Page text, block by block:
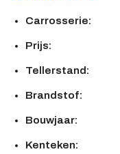
Carrosserie:
Prijs:
Tellerstand:
Brandstof:
Bouwjaar:
Kenteken: